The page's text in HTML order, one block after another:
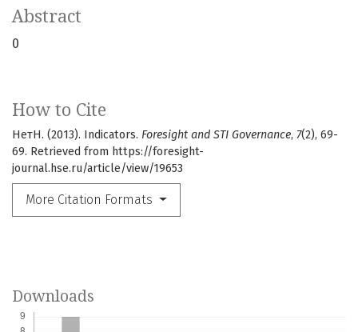
How to Cite
НетН. (2013). Indicators. Foresight and STI Governance, 7(2), 69-
69. Retrieved from https://foresight-
journal.hse.ru/article/view/19653
More Citation Formats
Abstract
0
Downloads